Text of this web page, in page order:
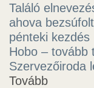
Találó
ahova
pénteki
Hobo – tovább
Szervezőiroda
Tovább